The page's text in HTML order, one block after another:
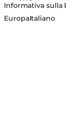
Informativa sulla
EuropaItaliano